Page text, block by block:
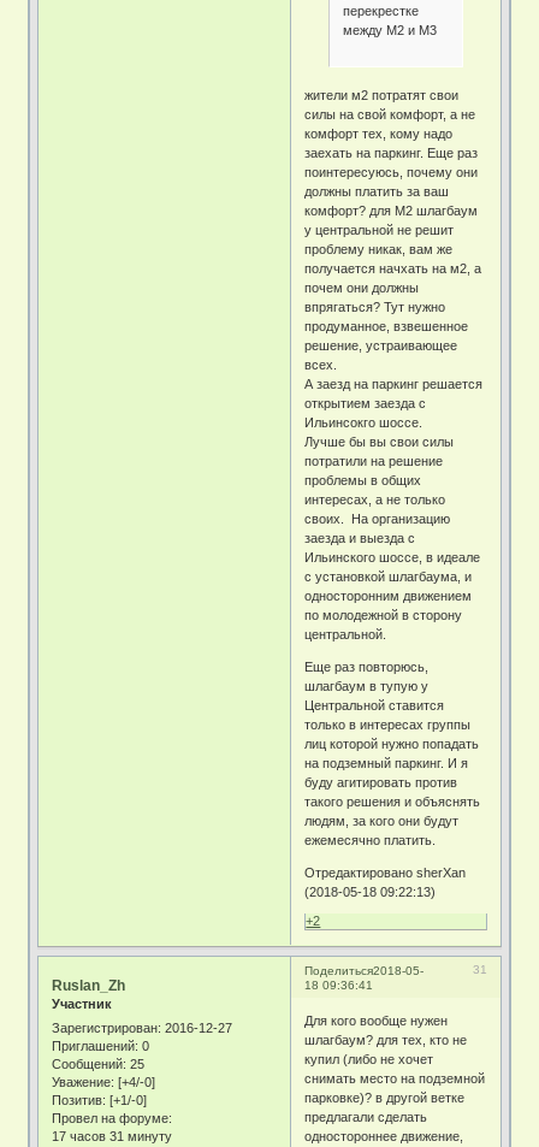
перекрестке
между М2 и М3
жители м2 потратят свои
силы на свой комфорт, а не
комфорт тех, кому надо
заехать на паркинг. Еще раз
поинтересуюсь, почему они
должны платить за ваш
комфорт? для М2 шлагбаум
у центральной не решит
проблему никак, вам же
получается начхать на м2, а
почем они должны
впрягаться? Тут нужно
продуманное, взвешенное
решение, устраивающее
всех.
А заезд на паркинг решается
открытием заезда с
Ильинсокго шоссе.
Лучше бы вы свои силы
потратили на решение
проблемы в общих
интересах, а не только
своих. На организацию
заезда и выезда с
Ильинского шоссе, в идеале
с установкой шлагбаума, и
односторонним движением
по молодежной в сторону
центральной.
Еще раз повторюсь,
шлагбаум в тупую у
Центральной ставится
только в интересах группы
лиц которой нужно попадать
на подземный паркинг. И я
буду агитировать против
такого решения и объяснять
людям, за кого они будут
ежемесячно платить.
Отредактировано sherXan
(2018-05-18 09:22:13)
+2
Поделиться 31
2018-05-
18 09:36:41
Ruslan_Zh
Участник
Зарегистрирован: 2016-12-27
Приглашений: 0
Сообщений: 25
Уважение: [+4/-0]
Позитив: [+1/-0]
Провел на форуме:
17 часов 31 минуту
Для кого вообще нужен
шлагбаум? для тех, кто не
купил (либо не хочет
снимать место на подземной
парковке)? в другой ветке
предлагали сделать
одностороннее движение,